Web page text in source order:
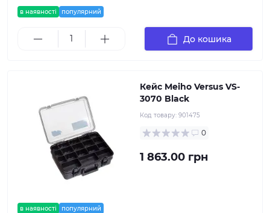
в наявності популярний
До кошика
в наявності популярний
Кейс Meiho Versus VS-
3070 Black
Код товару: 901475
0
1 863.00 грн